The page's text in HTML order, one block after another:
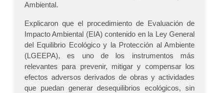
Ambiental.
Explicaron que el procedimiento de Evaluación de
Impacto Ambiental (EIA) contenido en la Ley General
del Equilibrio Ecológico y la Protección al Ambiente
(LGEEPA), es uno de los instrumentos más
relevantes para prevenir, mitigar y compensar los
efectos adversos derivados de obras y actividades
que puedan generar desequilibrios ecológicos, sin